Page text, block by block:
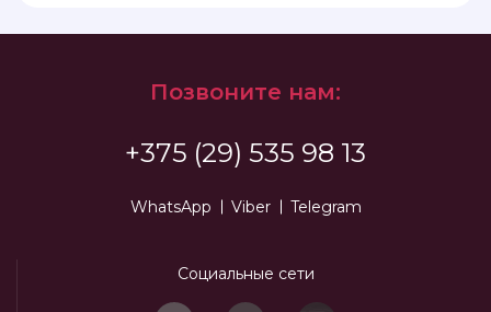
Позвоните нам:
+375 (29) 535 98 13
WhatsApp Viber Telegram
Социальные сети